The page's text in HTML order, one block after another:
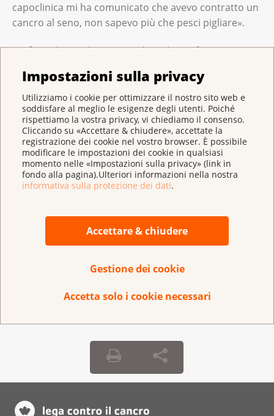
Impostazioni sulla privacy
Utilizziamo i cookie per ottimizzare il nostro sito web e
soddisfare al meglio le esigenze degli utenti. Poiché
rispettiamo la vostra privacy, vi chiediamo il consenso.
Cliccando su «Accettare & chiudere», accettate la
registrazione dei cookie nel vostro browser. È possibile
modificare le impostazioni dei cookie in qualsiasi
momento nelle «Impostazioni sulla privacy» (link in
fondo alla pagina).Ulteriori informazioni nella nostra
informativa sulla protezione dei dati.
Accettare & chiudere
Gestione dei cookie
Accetta solo i cookie necessari
capoclinica mi ha comunicato che avevo contratto un
cancro al seno, non sapevo più che pesci pigliare».
Un fatto degno di nota era che egli non fosse troppo
preoccupato per i suoi figli, che all’epoca avevano
rispettivamente nove, sette e cinque anni. «Se non ci
fossi più, non potrei aiutarli a crescere. Dovevo fare
tutto il possibile affinché potessero avere il papà per
ancora un po’ di tempo». Detto, fatto: giusto il tempo
di organizzare tutti i suoi impegni di governo e già era
in clinica a farsi rimuovere il capezzolo.
Leggete qui tutta la storia di Stefan Kölliker (in
francese)(pdf,142 KB)
Torna alla panoramica